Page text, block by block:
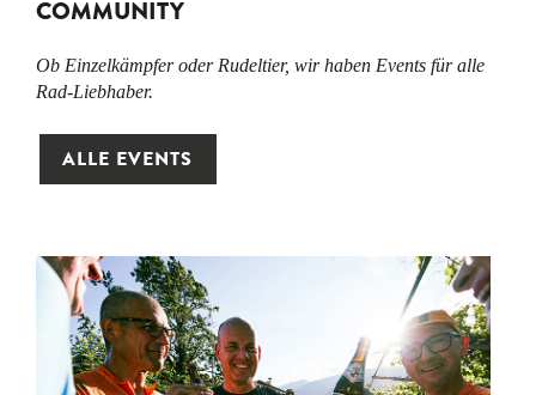
COMMUNITY
Ob Einzelkämpfer oder Rudeltier, wir haben Events für alle
Rad-Liebhaber.
ALLE EVENTS